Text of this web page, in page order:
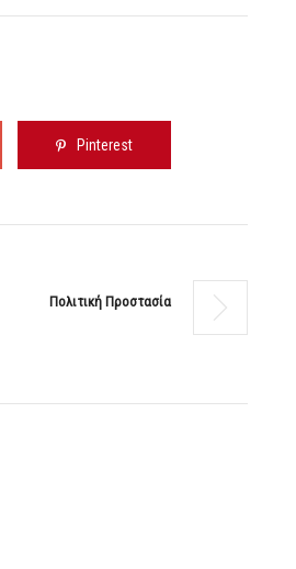
Pinterest
Πολιτική Προστασία